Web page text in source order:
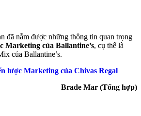
đã nắm được những thông tin quan trọng
Marketing của Ballantine’s, cụ thể là
của Ballantine’s.
lược Marketing của Chivas Regal
Brade Mar (Tổng hợp)